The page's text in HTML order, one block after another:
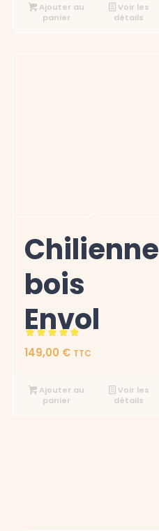
Ajouter au
panier
Voir les
détails
Chilienne
bois
Envol
Note
5
149,00 € TTC
Ajouter au
panier
Voir les
détails